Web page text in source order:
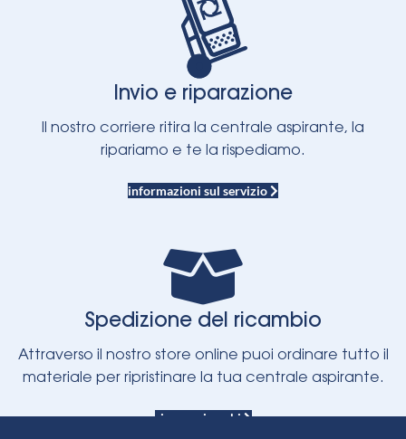
Invio e riparazione
Il nostro corriere ritira la centrale aspirante, la
ripariamo e te la rispediamo.
informazioni sul servizio
Spedizione del ricambio
Attraverso il nostro store online puoi ordinare tutto il
materiale per ripristinare la tua centrale aspirante.
ricerca ricambi